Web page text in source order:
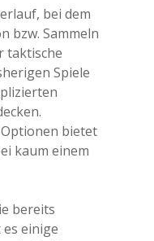
bei dem
bzw. Sammeln
taktische
Spiele
bietet
kaum einem
bereits
einige